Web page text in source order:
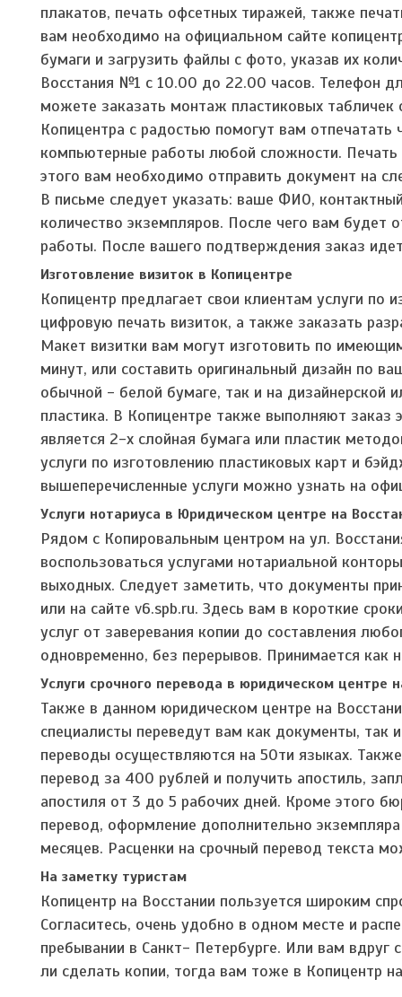
плакатов, печать офсетных тиражей, также
вам необходимо на официальном сайте
бумаги и загрузить файлы с фото, указав их
Восстания №1 с 10.00 до 22.00 часов. Телефон
можете заказать монтаж пластиковых
Копицентра с радостью помогут вам
компьютерные работы любой сложности.
этого вам необходимо отправить документ на
В письме следует указать: ваше ФИО,
количество экземпляров. После чего вам будет
работы. После вашего подтверждения заказ
Изготовление визиток в Копицентре
Копицентр предлагает свои клиентам услуги
цифровую печать визиток, а также заказать
Макет визитки вам могут изготовить по
минут, или составить оригинальный дизайн по
обычной - белой бумаге, так и на дизайнерской
пластика. В Копицентре также выполняют заказ
является 2-х слойная бумага или пластик
услуги по изготовлению пластиковых карт и
вышеперечисленные услуги можно узнать на
Услуги нотариуса в Юридическом центре на
Рядом с Копировальным центром на ул.
воспользоваться услугами нотариальной
выходных. Следует заметить, что документы
или на сайте v6.spb.ru. Здесь вам в короткие
услуг от заверевания копии до составления
одновременно, без перерывов. Принимается как
Услуги срочного перевода в юридическом центре
Также в данном юридическом центре на
специалисты переведут вам как документы, так
переводы осуществляются на 50ти языках.
перевод за 400 рублей и получить апостиль,
апостиля от 3 до 5 рабочих дней. Кроме этого
перевод, оформление дополнительно
месяцев. Расценки на срочный перевод текста
На заметку туристам
Копицентр на Восстании пользуется широким
Согласитесь, очень удобно в одном месте и
пребывании в Санкт- Петербурге. Или вам
ли сделать копии, тогда вам тоже в Копицентр